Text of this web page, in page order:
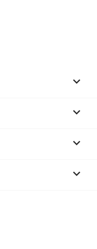



